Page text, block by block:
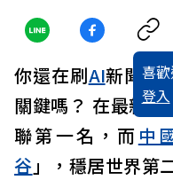
喜
登入
你還在刷AI新聞，
關鍵嗎？ 在最新的
聯第一名，而 中
谷 」，穩居世界第